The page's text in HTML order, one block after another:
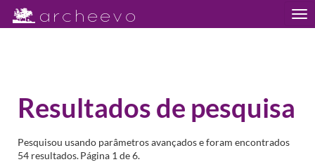
Resultados de pesquisa
Pesquisou usando parâmetros avançados e foram encontrados
54 resultados.Página 1 de 6.